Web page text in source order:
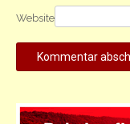
Website